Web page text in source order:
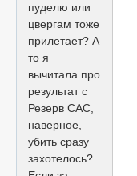
пуделю или
цвергам тоже
прилетает? А
то я
вычитала про
результат с
Резерв САС,
наверное,
убить сразу
захотелось?